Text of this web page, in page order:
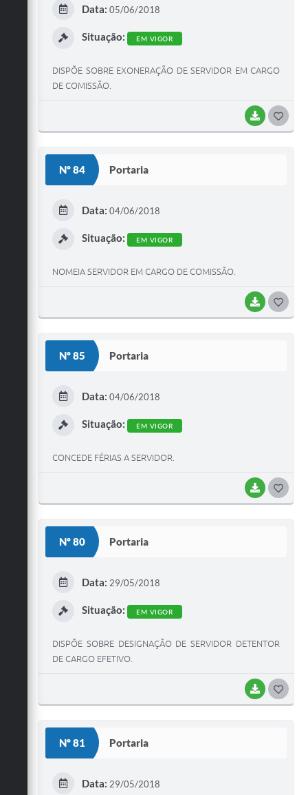
BAIXAR
Data: 05/06/2018
Situação: EM VIGOR
DISPÕE SOBRE EXONERAÇÃO DE SERVIDOR EM CARGO
DE COMISSÃO.
Nº 84 Portaria
BAIXAR
Data: 04/06/2018
Situação: EM VIGOR
NOMEIA SERVIDOR EM CARGO DE COMISSÃO.
Nº 85 Portaria
BAIXAR
Data: 04/06/2018
Situação: EM VIGOR
CONCEDE FÉRIAS A SERVIDOR.
Nº 80 Portaria
BAIXAR
Data: 29/05/2018
Situação: EM VIGOR
DISPÕE SOBRE DESIGNAÇÃO DE SERVIDOR DETENTOR
DE CARGO EFETIVO.
Nº 81 Portaria
Data: 29/05/2018